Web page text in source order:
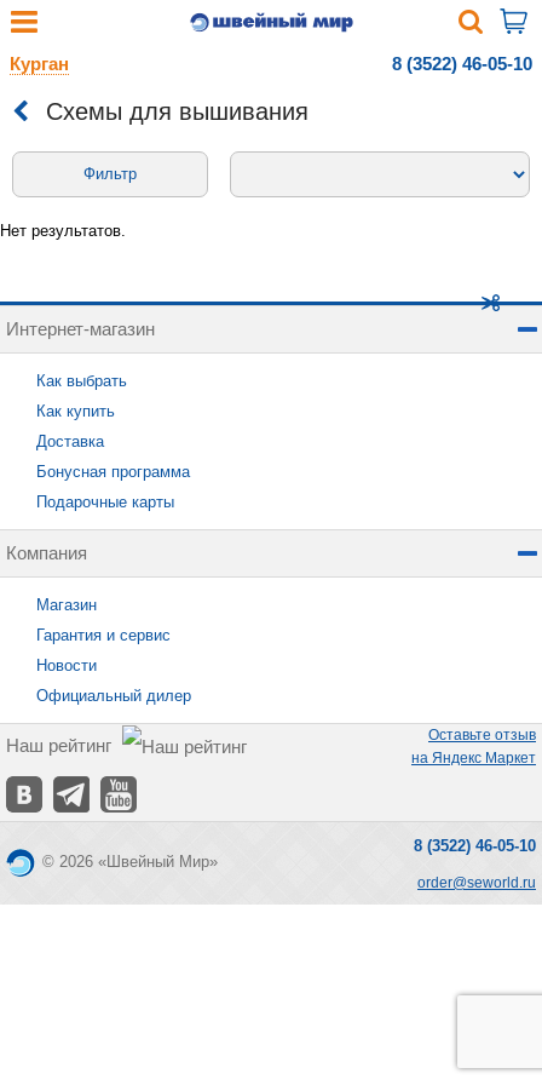
Курган 8 (3522) 46-05-10
Схемы для вышивания
Фильтр
Нет результатов.
Интернет-магазин
Как выбрать
Как купить
Доставка
Бонусная программа
Подарочные карты
Компания
Магазин
Гарантия и сервис
Новости
Официальный дилер
Наш рейтинг
Оставьте отзыв
на Яндекс Маркет
© 2026 «Швейный Мир»
8 (3522) 46-05-10
order@seworld.ru